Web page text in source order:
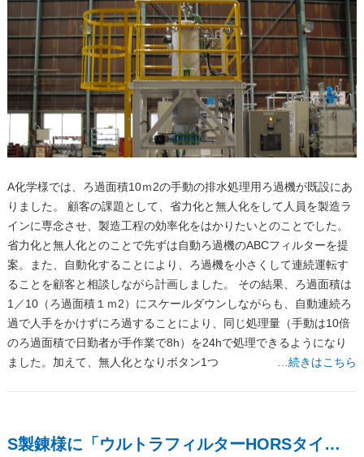
A化学様では、ろ過面積10ｍ2の手動の排水処理用ろ過機が既設にあ
りました。 顧客の課題として、省力化と無人化をして人員を製造ラ
インに専念させ、製造工程の効率化をはかりたいとのことでした。
省力化と無人化とのことで先ずは自動ろ過機のABCフィルターを提
案。また、自動化することにより、ろ過機を小さくして連続運転す
ることを顧客と相談しながら計画しました。 その結果、ろ過面積は
1／10（ろ過面積１ｍ2）にスケールダウンしながらも、自動連続ろ
過で人手をかけずにろ過することにより、同じ処理量（手動は10倍
のろ過面積で日勤者が手作業で8h）を24hで処理できるようになり
ました。加えて、無人化となりボタン1つ
…続きはこちら
S製錬様に「ウルトラフィルターHORSタイ…